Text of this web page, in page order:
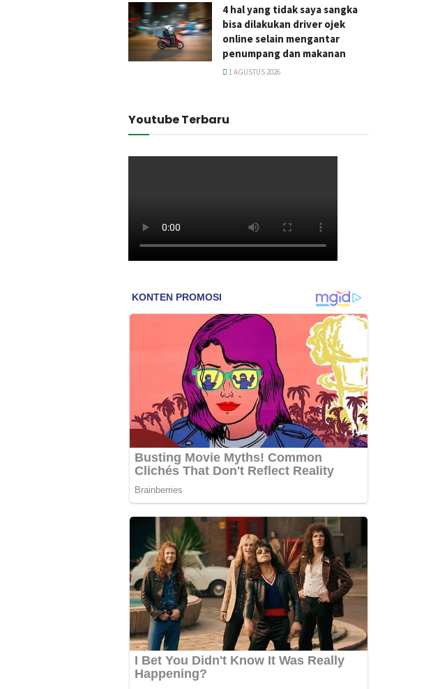
4 hal yang tidak saya sangka
bisa dilakukan driver ojek
online selain mengantar
penumpang dan makanan
1 AGUSTUS 2026
Youtube Terbaru